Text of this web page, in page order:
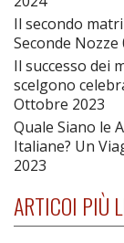
Il secondo
Seconde Nozze
Il successo dei
scelgono
Ottobre 2023
Quale Siano le
Italiane? Un
2023
ARTICOI PIÙ